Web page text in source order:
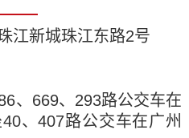
江新城珠江东路2号
、669、293路公交车在
、407路公交车在广州